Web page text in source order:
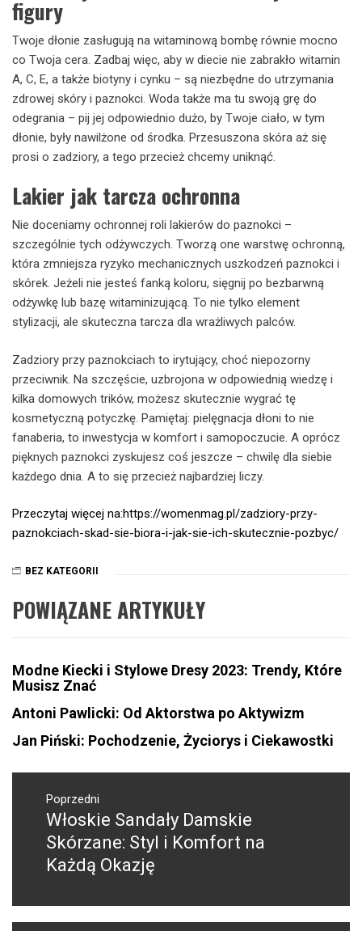
figury
Twoje dłonie zasługują na witaminową bombę równie mocno
co Twoja cera. Zadbaj więc, aby w diecie nie zabrakło witamin
A, C, E, a także biotyny i cynku – są niezbędne do utrzymania
zdrowej skóry i paznokci. Woda także ma tu swoją grę do
odegrania – pij jej odpowiednio dużo, by Twoje ciało, w tym
dłonie, były nawilżone od środka. Przesuszona skóra aż się
prosi o zadziory, a tego przecież chcemy uniknąć.
Lakier jak tarcza ochronna
Nie doceniamy ochronnej roli lakierów do paznokci –
szczególnie tych odżywczych. Tworzą one warstwę ochronną,
która zmniejsza ryzyko mechanicznych uszkodzeń paznokci i
skórek. Jeżeli nie jesteś fanką koloru, sięgnij po bezbarwną
odżywkę lub bazę witaminizującą. To nie tylko element
stylizacji, ale skuteczna tarcza dla wrażliwych palców.
Zadziory przy paznokciach to irytujący, choć niepozorny
przeciwnik. Na szczęście, uzbrojona w odpowiednią wiedzę i
kilka domowych trików, możesz skutecznie wygrać tę
kosmetyczną potyczkę. Pamiętaj: pielęgnacja dłoni to nie
fanaberia, to inwestycja w komfort i samopoczucie. A oprócz
pięknych paznokci zyskujesz coś jeszcze – chwilę dla siebie
każdego dnia. A to się przecież najbardziej liczy.
Przeczytaj więcej na:https://womenmag.pl/zadziory-przy-
paznokciach-skad-sie-biora-i-jak-sie-ich-skutecznie-pozbyc/
BEZ KATEGORII
POWIĄZANE ARTYKUŁY
Modne Kiecki i Stylowe Dresy 2023: Trendy, Które
Musisz Znać
Antoni Pawlicki: Od Aktorstwa po Aktywizm
Jan Piński: Pochodzenie, Życiorys i Ciekawostki
Nawigacja
wpisuPoprzedni
Poprzedni
wpis:
Włoskie Sandały Damskie
Skórzane: Styl i Komfort na
Każdą Okazję